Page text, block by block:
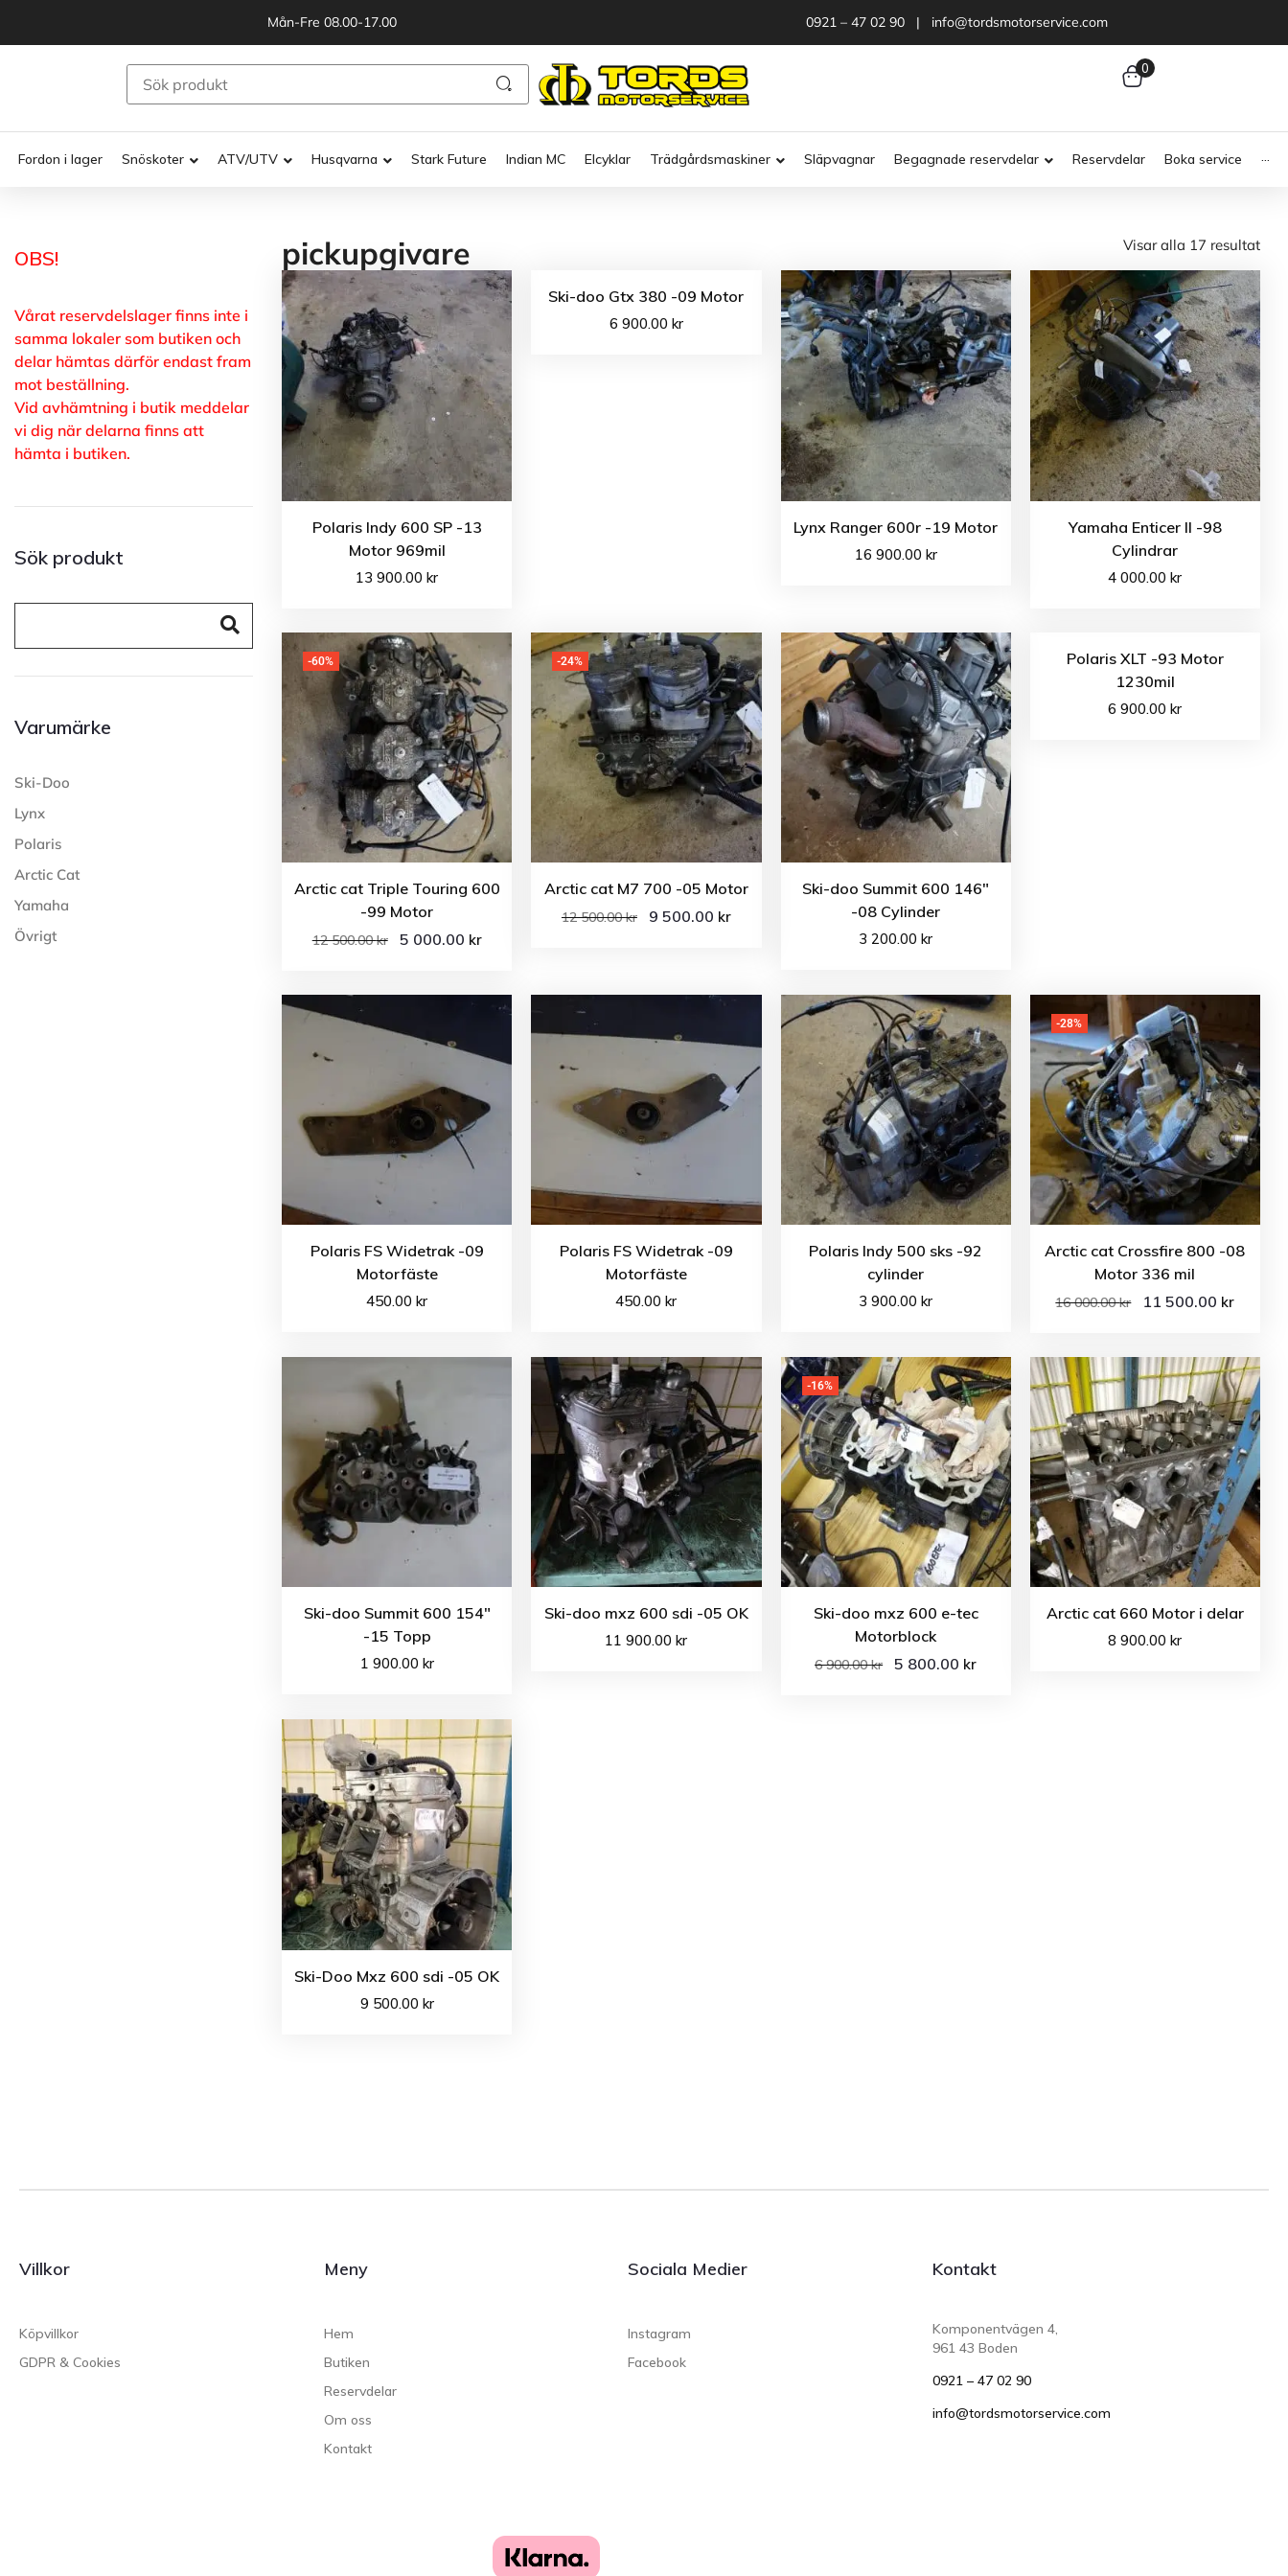
Mån-Fre 08.00-17.00 0921 – 47 02 90 | info@tordsmotorservice.com
0
Fordon i lager Snöskoter ATV/UTV Husqvarna Stark Future Indian MC Elcyklar Trädgårdsmaskiner Släpvagnar Begagnade reservdelar Reservdelar Boka service ···
OBS!
Vårat reservdelslager finns inte i
samma lokaler som butiken och
delar hämtas därför endast fram
mot beställning.
Vid avhämtning i butik meddelar
vi dig när delarna finns att
hämta i butiken.
Sök produkt
Varumärke
Ski-Doo
Lynx
Polaris
Arctic Cat
Yamaha
Övrigt
pickupgivare Visar alla 17 resultat
Polaris Indy 600 SP -13
Motor 969mil
13 900.00kr
Ski-doo Gtx 380 -09 Motor
6 900.00 kr
Lynx Ranger 600r -19 Motor
16 900.00 kr
Yamaha Enticer II -98
Cylindrar
4 000.00kr
-60%
Arctic cat Triple Touring 600
-99 Motor
12 500.00kr 5 000.00 kr
-24%
Arctic cat M7 700 -05 Motor
12 500.00kr 9 500.00 kr
Ski-doo Summit 600 146″
-08 Cylinder
3 200.00kr
Polaris XLT -93 Motor
1230mil
6 900.00kr
Polaris FS Widetrak -09
Motorfäste
450.00kr
Polaris FS Widetrak -09
Motorfäste
450.00kr
Polaris Indy 500 sks -92
cylinder
3 900.00kr
-28%
Arctic cat Crossfire 800 -08
Motor 336 mil
16 000.00kr 11 500.00 kr
Ski-doo Summit 600 154″
-15 Topp
1 900.00 kr
Ski-doo mxz 600 sdi -05 OK
11 900.00kr
-16%
Ski-doo mxz 600 e-tec
Motorblock
6 900.00kr 5 800.00 kr
Arctic cat 660 Motor i delar
8 900.00kr
Ski-Doo Mxz 600 sdi -05 OK
9 500.00 kr
Villkor
Köpvillkor
GDPR & Cookies
Meny
Hem
Butiken
Reservdelar
Om oss
Kontakt
Sociala Medier
Instagram
Facebook
Kontakt
Komponentvägen 4,
961 43 Boden
0921 – 47 02 90
info@tordsmotorservice.com